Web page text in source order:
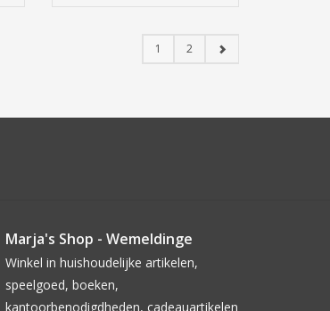
1 2
Marja's Shop - Wemeldinge
Winkel in huishoudelijke artikelen,
speelgoed, boeken,
kantoorbenodigdheden, cadeauartikelen